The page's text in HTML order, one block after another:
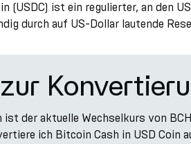
(USDC) ist ein regulierter, an den
durch auf US-Dollar lautende
ist der aktuelle Wechselkurs von
ich Bitcoin Cash in USD Coin